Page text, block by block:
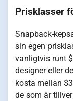
Prisklasser
Snapback-
sin egen
vanligtvis runt
designer eller
kosta mellan
de som är